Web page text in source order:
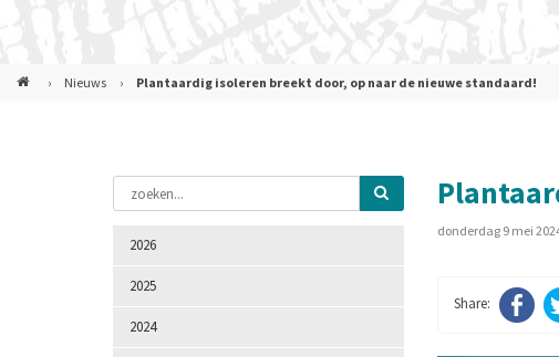
› Nieuws › Plantaardig isoleren breekt door, op naar de nieuwe standaard!
2026
2025
2024
donderdag 9 mei